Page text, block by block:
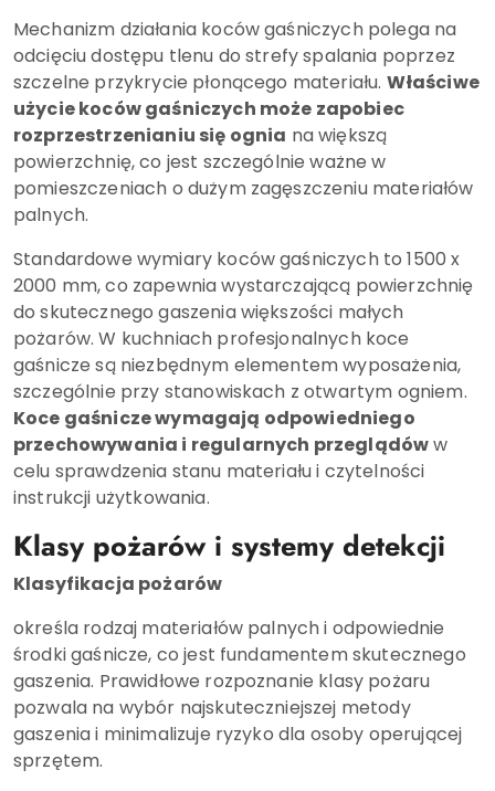
Mechanizm działania koców gaśniczych polega na
odcięciu dostępu tlenu do strefy spalania poprzez
szczelne przykrycie płonącego materiału. Właściwe
użycie koców gaśniczych może zapobiec
rozprzestrzenianiu się ognia na większą
powierzchnię, co jest szczególnie ważne w
pomieszczeniach o dużym zagęszczeniu materiałów
palnych.
Standardowe wymiary koców gaśniczych to 1500 x
2000 mm, co zapewnia wystarczającą powierzchnię
do skutecznego gaszenia większości małych
pożarów. W kuchniach profesjonalnych koce
gaśnicze są niezbędnym elementem wyposażenia,
szczególnie przy stanowiskach z otwartym ogniem.
Koce gaśnicze wymagają odpowiedniego
przechowywania i regularnych przeglądóww
celu sprawdzenia stanu materiału i czytelności
instrukcji użytkowania.
Klasy pożarów i systemy detekcji
Klasyfikacja pożarów
określa rodzaj materiałów palnych i odpowiednie
środki gaśnicze, co jest fundamentem skutecznego
gaszenia. Prawidłowe rozpoznanie klasy pożaru
pozwala na wybór najskuteczniejszej metody
gaszenia i minimalizuje ryzyko dla osoby operującej
sprzętem.